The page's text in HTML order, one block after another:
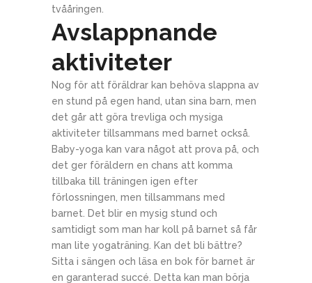
tvååringen.
Avslappnande
aktiviteter
Nog för att föräldrar kan behöva slappna av
en stund på egen hand, utan sina barn, men
det går att göra trevliga och mysiga
aktiviteter tillsammans med barnet också.
Baby-yoga kan vara något att prova på, och
det ger föräldern en chans att komma
tillbaka till träningen igen efter
förlossningen, men tillsammans med
barnet. Det blir en mysig stund och
samtidigt som man har koll på barnet så får
man lite yogaträning. Kan det bli bättre?
Sitta i sängen och läsa en bok för barnet är
en garanterad succé. Detta kan man börja